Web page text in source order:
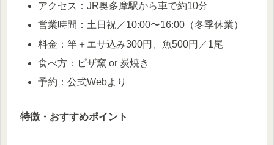
アクセス：JR奥多摩駅から車で約10分
営業時間：土日祝／10:00〜16:00（冬季休業）
料金：竿＋エサ込み300円、魚500円／1尾
食べ方：ピザ窯 or 炭焼き
予約：公式Webより
特徴・おすすめポイント